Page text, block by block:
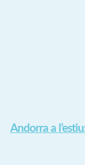
Andorra a